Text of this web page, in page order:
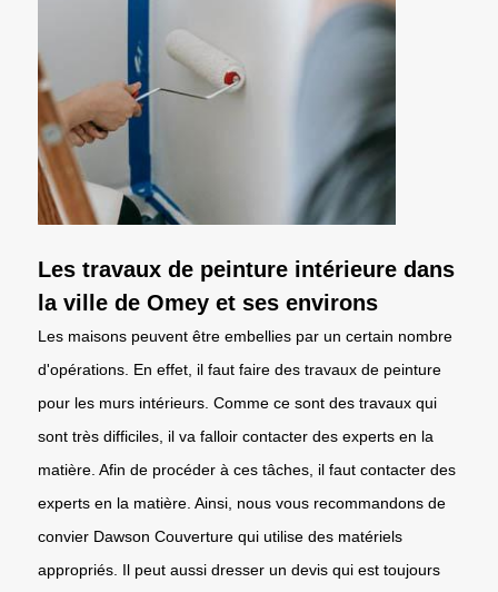
Les travaux de peinture intérieure dans
la ville de Omey et ses environs
Les maisons peuvent être embellies par un certain nombre
d'opérations. En effet, il faut faire des travaux de peinture
pour les murs intérieurs. Comme ce sont des travaux qui
sont très difficiles, il va falloir contacter des experts en la
matière. Afin de procéder à ces tâches, il faut contacter des
experts en la matière. Ainsi, nous vous recommandons de
convier Dawson Couverture qui utilise des matériels
appropriés. Il peut aussi dresser un devis qui est toujours